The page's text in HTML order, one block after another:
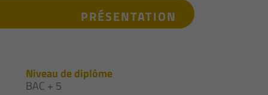
PRÉSENTATION
Niveau de diplôme
BAC + 5